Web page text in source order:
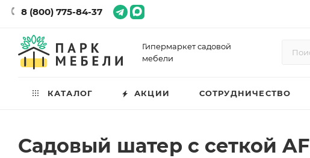
8 (800) 775-84-37
Гипермаркет садовой
мебели
КАТАЛОГ АКЦИИ СОТРУДНИЧЕСТВО
Садовый шатер с сеткой